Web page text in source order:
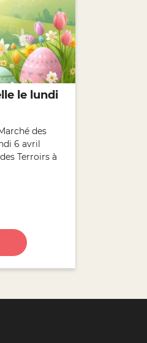
le lundi
des
6 avril
Terroirs à